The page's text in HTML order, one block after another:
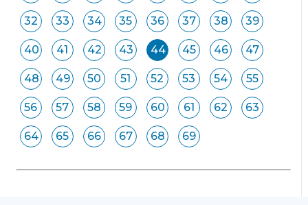
32 33 34 35 36 37 38 39
40 41 42 43 44 45 46 47
48 49 50 51 52 53 54 55
56 57 58 59 60 61 62 63
64 65 66 67 68 69